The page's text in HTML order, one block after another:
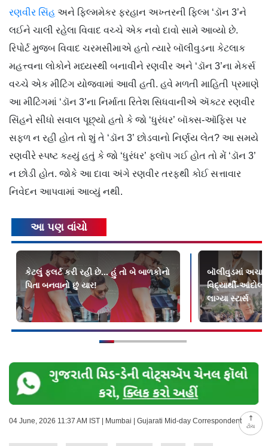
ટોચ
રણવીર સિંહ અને ફિલ્મમેકર ફરહાન અખ્તરની ફિલ્મ ‘ડૉન 3’ને
લઈને ચાલી રહેલા વિવાદ વચ્ચે એક નવો દાવો સામે આવ્યો છે.
રિપોર્ટ મુજબ વિવાદ ચરમસીમાએ હતો ત્યારે બૉલીવુડના કેટલાક
મહત્ત્વના લોકોને મધ્યસ્થી બનાવીને રણવીર અને ‘ડૉન 3’ના મેકર્સ
વચ્ચે એક મીટિંગ યોજવામાં આવી હતી. હવે મળતી માહિતી પ્રમાણે
આ મીટિંગમાં ‘ડૉન 3’ના નિર્માતા રિતેશ સિધવાનીએ ઍક્ટર રણવીર
સિંહને સીધો સવાલ પૂછ્યો હતો કે જો ‘ધુરંધર’ બૉક્સ-ઑફિસ પર
સફળ ન રહી હોત તો શું તે ‘ડૉન 3’ છોડવાનો નિર્ણય લેત? આ સમયે
રણવીરે સ્પષ્ટ કહ્યું હતું કે જો ‘ધુરંધર’ ફ્લૉપ ગઈ હોત તો મેં ‘ડૉન 3’
ન છોડી હોત. જોકે આ દાવા અંગે રણવીર તરફથી કોઈ સત્તાવાર
નિવેદન આપવામાં આવ્યું નથી.
આ પણ વાંચો
કેટલું ફ્લર્ટ કરી રહી છે... હું તો બે બાળકોનો
પિતા બનવાનો છું યાર!
બૉલીવુડમાં
વિદ્યાર્થી-
લાગ્યા સ્ટાર્સ
04 June, 2026 11:37 AM IST | Mumbai | Gujarati Mid-day Correspondent